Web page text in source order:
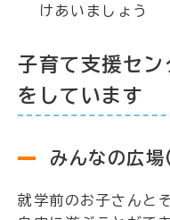
けあいましょう
子育て支援セン
をしています
みんなの広
就学前のお子さんと